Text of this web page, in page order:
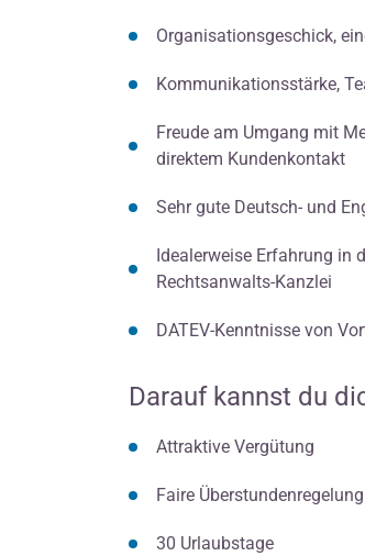
Organisationsgeschick,
Kommunikationsstärke,
Freude am Umgang mit
direktem Kundenkontakt
Sehr gute Deutsch- und
Idealerweise Erfahrung in
Rechtsanwalts-Kanzlei
DATEV-Kenntnisse von
Darauf kannst du
Attraktive Vergütung
Faire Überstundenregelung
30 Urlaubstage